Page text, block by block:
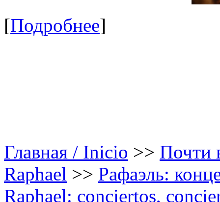
[Подробнее]
Главная / Inicio >> Почти
Raphael >> Рафаэль:
Raphael: conciertos,